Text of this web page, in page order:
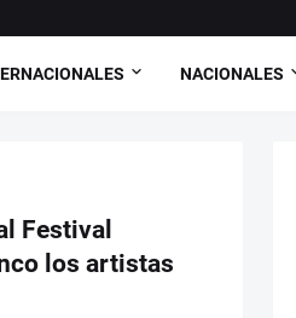
NACIONALES
Festival
los artistas